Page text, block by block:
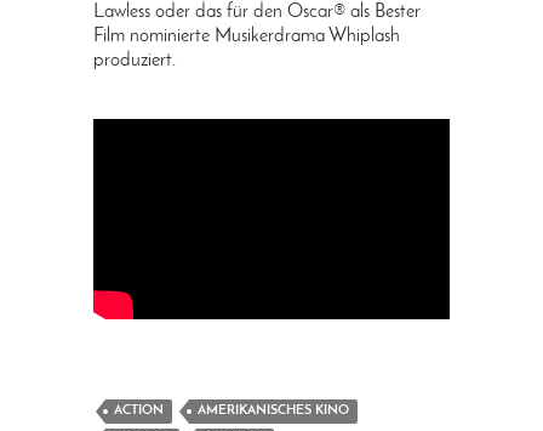
Lawless oder das für den Oscar® als Bester
Film nominierte Musikerdrama Whiplash
produziert.
ACTION AMERIKANISCHES KINO